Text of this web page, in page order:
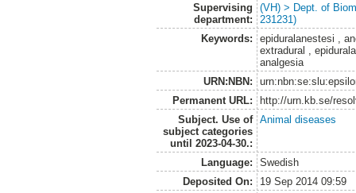
Supervising
department:
(VH) > Dept. of
231231)
Keywords:
epiduralanestesi ,
extradural ,
analgesia
URN:NBN:
Permanent URL:
http://urn.kb.se/
Subject. Use of
subject categories
until 2023-04-30.:
Animal diseases
Language:
Swedish
Deposited On:
19 Sep 2014 09:59